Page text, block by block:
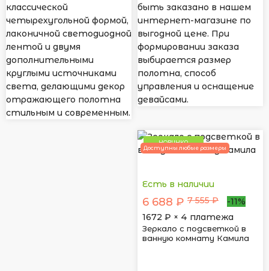
классической
четырехугольной формой,
лаконичной светодиодной
лентой и двумя
дополнительными
круглыми источниками
света, делающими декор
отражающего полотна
стильным и современным.
быть заказано в нашем
интернет-магазине по
выгодной цене. При
формировании заказа
выбирается размер
полотна, способ
управления и оснащение
девайсами.
НОВИНКА
Доступны любые размеры
Есть в наличии
6 688 ₽ 7 555 ₽
-11%
1672 ₽ × 4 платежа
Зеркало с подсветкой в
ванную комнату Камила